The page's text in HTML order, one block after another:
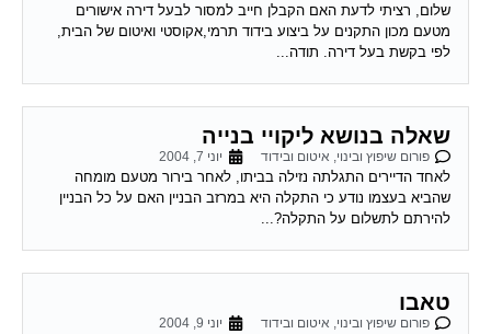
שלום, רציתי לדעת האם הקבלן חייב למסור לבעל דירה אישורים
מטעם מכון התקנים על ביצוע בידוד תרמי,אקוסטי ואיטום של הבית,
לפי בקשת בעל דירה. תודה...
שאלה בנושא ליקויי בנייה
פורום שיפוץ ובינוי, איטום ובידוד יוני 7, 2004
לאחד הדיירים התגלתה נזילה בביתו, לאחר בירור מטעם מומחה
שהביא בעצמו נודע כי התקלה היא במרזב הבניין האם על כל הבניין
להירתם לתשלום על התקלה?...
טאבו
פורום שיפוץ ובינוי, איטום ובידוד יוני 9, 2004